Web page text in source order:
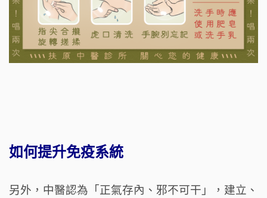
如何提升免疫系統
另外，中醫認為「正氣存內、邪不可干」，建立、